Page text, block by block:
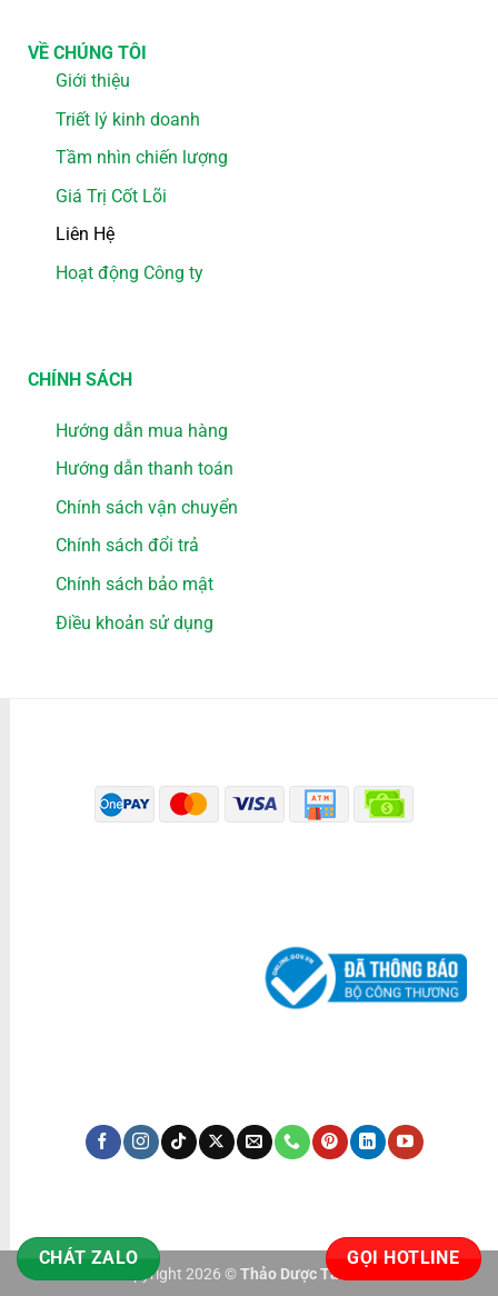
VỀ CHÚNG TÔI
Giới thiệu
Triết lý kinh doanh
Tầm nhìn chiến lượng
Giá Trị Cốt Lõi
Liên Hệ
Hoạt động Công ty
CHÍNH SÁCH
Hướng dẫn mua hàng
Hướng dẫn thanh toán
Chính sách vận chuyển
Chính sách đổi trả
Chính sách bảo mật
Điều khoản sử dụng
CHÁT ZALO GỌI HOTLINE
Copyright 2026 © Thảo Dược Tấn Phát